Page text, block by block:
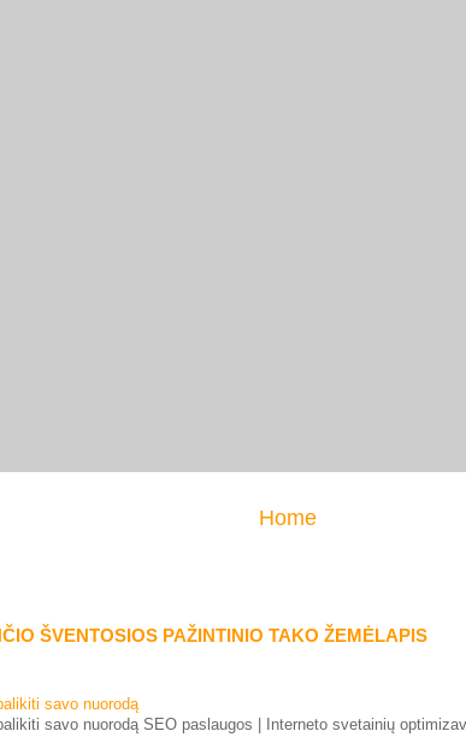
Home
ŠVENTOSIOS PAŽINTINIO TAKO ŽEMĖLAPIS
savo nuorodą
savo nuorodą SEO paslaugos | Interneto svetainių